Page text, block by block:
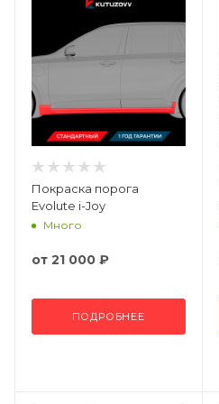
Покраска порога
Evolute i-Joy
Много
от 21 000 ₽
ПОДРОБНЕЕ